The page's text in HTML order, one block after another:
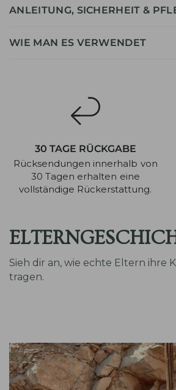
ANLEITUNG, SICHERHEIT &
WIE MAN ES VERWENDET
30 TAGE RÜCKGABE
Rücksendungen innerhalb von
30 Tagen erhalten eine
vollständige Rückerstattung.
Sieh dir an, wie echte Eltern ihre
tragen.